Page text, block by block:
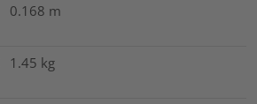
0.168 m
1.45 kg